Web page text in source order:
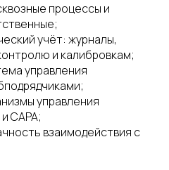
процессы и
учёт: журналы,
и калибровкам;
управления
управления
CAPA;
взаимодействия с